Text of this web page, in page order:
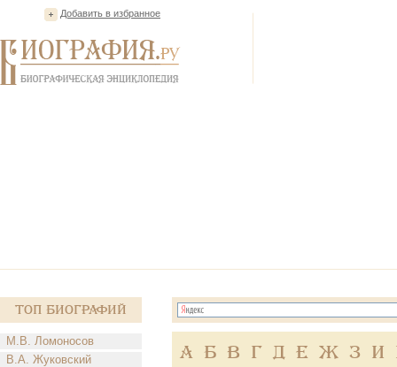
Добавить в избранное
Топ Биографий
М.В. Ломоносов
В.А. Жуковский
А Б В Г Д Е Ж З И